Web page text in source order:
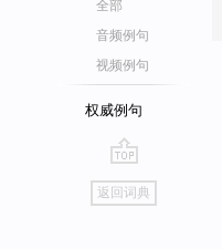
全部
音频例句
视频例句
权威例句
go
top
返回词典